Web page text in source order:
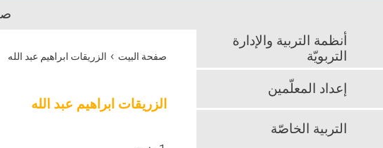
صفحة البيت › الزريقات ابراهيم عبد الله
الزريقات ابراهيم عبد الله
أنظمة التربية والإدارة
التربويّة
إعداد المعلّمين
التربية الخاصّة